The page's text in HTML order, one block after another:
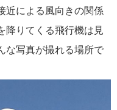
近による風向きの関係
降りてくる飛行機は見
な写真が撮れる場所で